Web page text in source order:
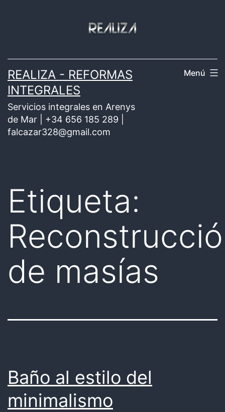
REALIZA - REFORMAS
INTEGRALES
Servicios integrales en Arenys
de Mar | +34 656 185 289 |
falcazar328@gmail.com
Menú
Etiqueta:
de masías
Baño al estilo del
minimalismo